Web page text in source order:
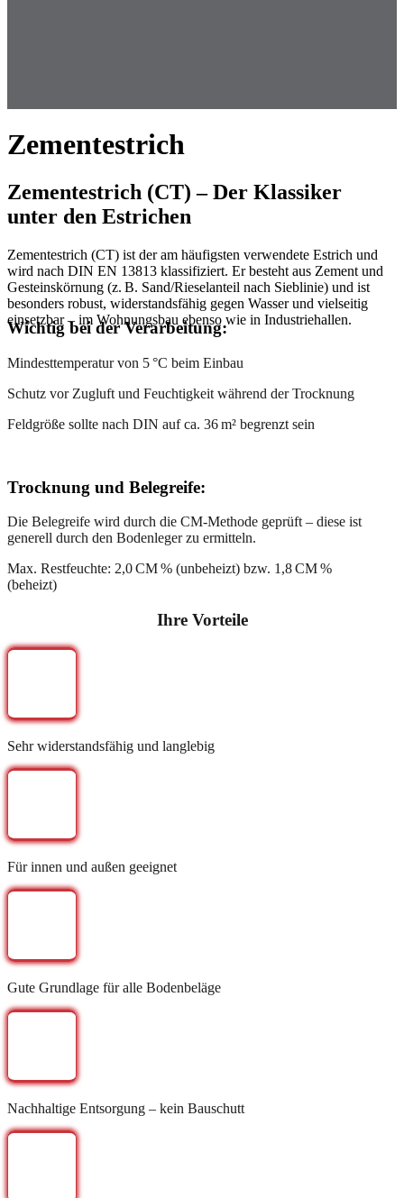
Zementestrich
Zementestrich (CT) – Der Klassiker
unter den Estrichen
Zementestrich (CT) ist der am häufigsten verwendete Estrich und
wird nach DIN EN 13813 klassifiziert. Er besteht aus Zement und
Gesteinskörnung (z. B. Sand/Rieselanteil nach Sieblinie) und ist
besonders robust, widerstandsfähig gegen Wasser und vielseitig
einsetzbar – im Wohnungsbau ebenso wie in Industriehallen.
Wichtig bei der Verarbeitung:
Mindesttemperatur von 5 °C beim Einbau
Schutz vor Zugluft und Feuchtigkeit während der Trocknung
Feldgröße sollte nach DIN auf ca. 36 m² begrenzt sein
Trocknung und Belegreife:
Die Belegreife wird durch die CM-Methode geprüft – diese ist
generell durch den Bodenleger zu ermitteln.
Max. Restfeuchte: 2,0 CM % (unbeheizt) bzw. 1,8 CM %
(beheizt)
Ihre Vorteile
Sehr widerstandsfähig und langlebig
Für innen und außen geeignet
Gute Grundlage für alle Bodenbeläge
Nachhaltige Entsorgung – kein Bauschutt